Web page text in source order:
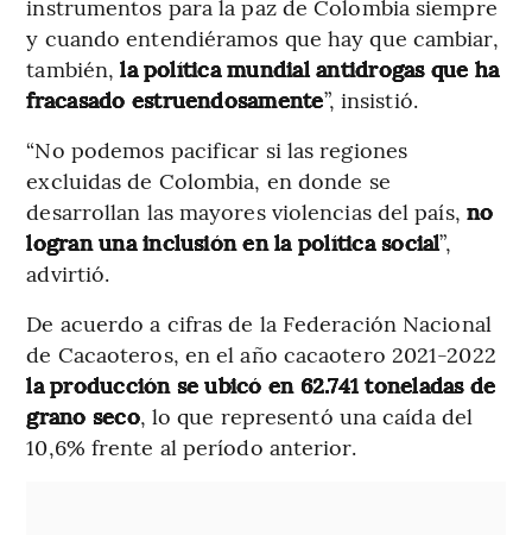
instrumentos para la paz de Colombia siempre
y cuando entendiéramos que hay que cambiar,
también,la política mundial antidrogas que ha
fracasado estruendosamente”, insistió.
“No podemos pacificar si las regiones
excluidas de Colombia, en donde se
desarrollan las mayores violencias del país, no
logran una inclusión en la política social”,
advirtió.
De acuerdo a cifras de la Federación Nacional
de Cacaoteros, en el año cacaotero 2021-2022
la producción se ubicó en 62.741 toneladas de
grano seco, lo que representó una caída del
10,6% frente al período anterior.